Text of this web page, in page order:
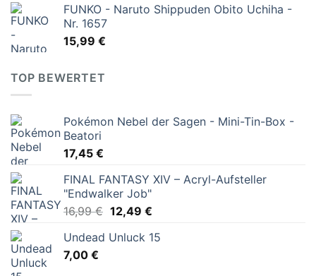
FUNKO - Naruto Shippuden Obito Uchiha -
Nr. 1657
15,99 €
TOP BEWERTET
Pokémon Nebel der Sagen - Mini-Tin-Box -
Beatori
17,45 €
FINAL FANTASY XIV – Acryl-Aufsteller
"Endwalker Job"
16,99€ Ursprünglicher
war:
12,49 €Aktueller
ist:
Undead Unluck 15
7,00 €